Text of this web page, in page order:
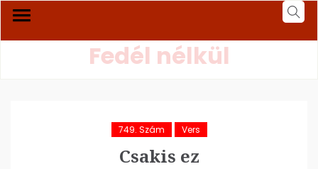
Fedél nélkül
749. Szám Vers
Csakis ez